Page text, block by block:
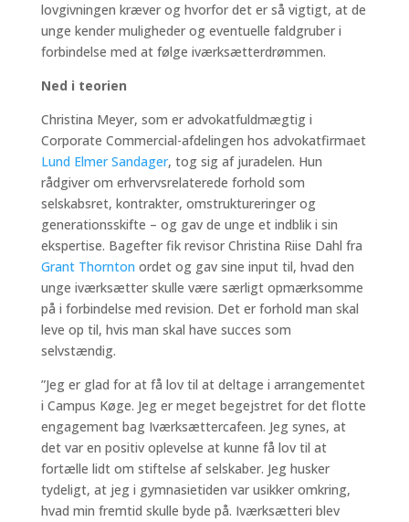
lovgivningen kræver og hvorfor det er så vigtigt, at de
unge kender muligheder og eventuelle faldgruber i
forbindelse med at følge iværksætterdrømmen.
Ned i teorien
Christina Meyer, som er advokatfuldmægtig i
Corporate Commercial-afdelingen hos advokatfirmaet
Lund Elmer Sandager, tog sig af juradelen. Hun
rådgiver om erhvervsrelaterede forhold som
selskabsret, kontrakter, omstruktureringer og
generationsskifte – og gav de unge et indblik i sin
ekspertise. Bagefter fik revisor Christina Riise Dahl fra
Grant Thornton ordet og gav sine input til, hvad den
unge iværksætter skulle være særligt opmærksomme
på i forbindelse med revision. Det er forhold man skal
leve op til, hvis man skal have succes som
selvstændig.
”Jeg er glad for at få lov til at deltage i arrangementet
i Campus Køge. Jeg er meget begejstret for det flotte
engagement bag Iværksættercafeen. Jeg synes, at
det var en positiv oplevelse at kunne få lov til at
fortælle lidt om stiftelse af selskaber. Jeg husker
tydeligt, at jeg i gymnasietiden var usikker omkring,
hvad min fremtid skulle byde på. Iværksætteri blev